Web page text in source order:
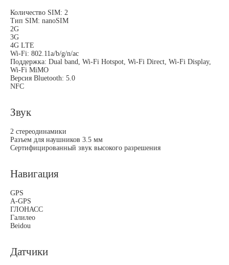
Количество SIM: 2
Тип SIM: nanoSIM
2G
3G
4G LTE
Wi-Fi: 802.11a/b/g/n/ac
Поддержка: Dual band, Wi-Fi Hotspot, Wi-Fi Direct, Wi-Fi Display,
Wi-Fi MiMO
Версия Bluetooth: 5.0
NFC
Звук
2 стереодинамики
Разъем для наушников 3.5 мм
Сертифицированный звук высокого разрешения
Навигация
GPS
A-GPS
ГЛОНАСС
Галилео
Beidou
Датчики